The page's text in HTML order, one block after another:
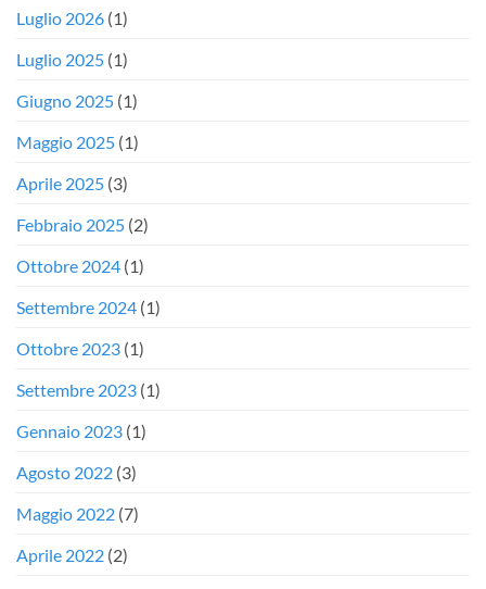
Luglio 2026 (1)
Luglio 2025 (1)
Giugno 2025 (1)
Maggio 2025 (1)
Aprile 2025 (3)
Febbraio 2025 (2)
Ottobre 2024 (1)
Settembre 2024 (1)
Ottobre 2023 (1)
Settembre 2023 (1)
Gennaio 2023 (1)
Agosto 2022 (3)
Maggio 2022 (7)
Aprile 2022 (2)